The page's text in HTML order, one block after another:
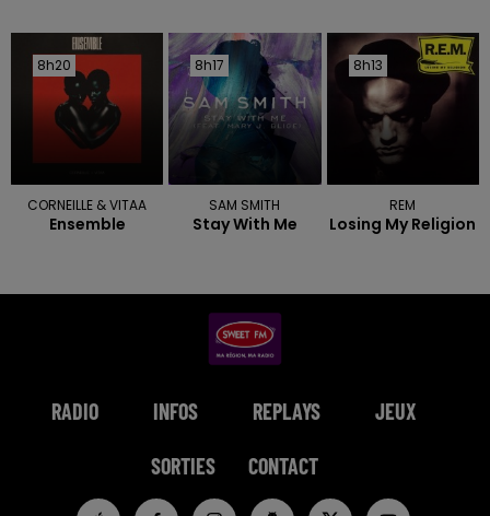
8h20
8h20
CORNEILLE & VITAA
Ensemble
8h17
8h17
SAM SMITH
Stay With Me
8h13
8h13
REM
Losing My Religion
RADIO INFOS REPLAYS JEUX
SORTIES CONTACT